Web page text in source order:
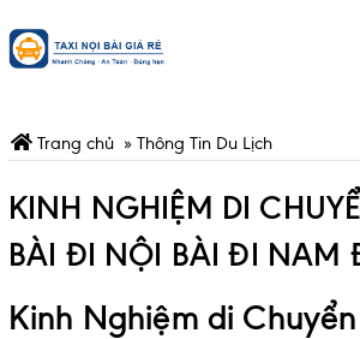
Trang chủ » Thông Tin Du Lịch
KINH NGHIỆM DI
BÀI ĐI NỘI BÀI ĐI NAM
Kinh Nghiệm di